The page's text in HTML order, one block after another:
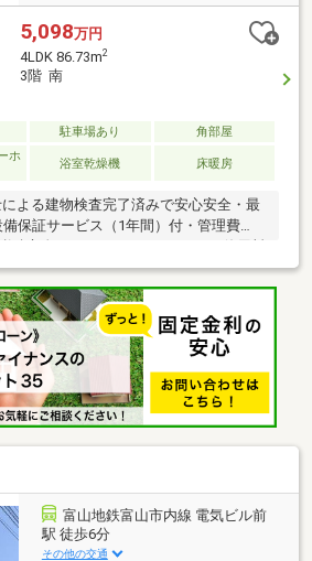
5,098万円
4LDK 86.73m2
3階 南
駐車場あり
角部屋
ホ
浴室乾燥機 床暖房
による建物検査完了済みで安心安全・最
備保証サービス（1年間）付・管理費
視聴施設料550円/月、町内会費500円/
円～500円/月・引渡/売買契約締結後1
・駐車場/10000～18000円/月（空き都
取引条件有効期限/2026年12月末日・
富山地鉄富山市内線 電気ビル前
駅 徒歩6分
その他の交通